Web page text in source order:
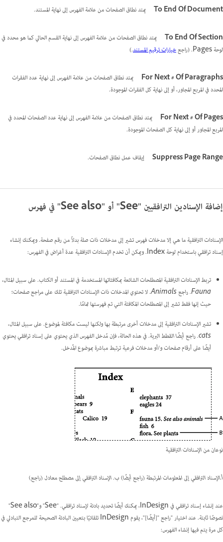
To End Of Document يمتد نطاق الصفحات من علامة الفهرس إلى نهاية المستند.
To End Of Section
يمتد نطاق الصفحات من علامة الفهرس إلى نهاية القسم الحالي كما هو محدد في
لوحة Pages. (راجع
خيارات ترقيم المستند.)
For Next # Of Paragraphs
يمتد نطاق الصفحات من علامة الفهرس إلى نهاية عدد الفقرات
المحدد في المربع المجاور، أو إلى نهاية كل الفقرات الموجودة.
For Next # Of Pages
يمتد نطاق الصفحات من علامة الفهرس إلى نهاية عدد الصفحات المحدد في
المربع المجاور أو إلى نهاية كل الصفحات الموجودة.
Suppress Page Range إيقاف عمل نطاق الصفحات.
إضافة الإسنادين الترافقيين "See" أو "See also" في فهرس
الإسنادات الترافقية ما هي إلا مدخلات فهرس تشير إلى مدخلات ذات صلة بدلاً من رقم صفحة. ويمكنك إنشاء
إسناد ترافقي باستخدام لوحة Index. ويمكن أن تخدم الإسنادات الترافقية عدة أغراض في الفهرس:
تربط الإسنادات الترافقية المصطلحات الشائعة بمكافئاتها المستخدمة في المستند أو الكتاب. على سبيل المثال،
Fauna. راجع Animals
. لا تحتوي المدخلات ذات الإسنادات الترافقية تلك على مراجع صفحات؛
حيث إنها فقط تشير إلى المصطلحات المكافئة التي تم فهرستها تمامًا.
تشير الإسنادات الترافقية إلى مدخلات أخرى مرتبطة بها ولكنها ليست مكافئة لموضوع. على سبيل المثال،
cats. راجع أيضًا القطط البرية
. في هذه الحالة، فإن مُدخل الفهرس الذي يحتوي على إسناد ترافقي يحتوي
أيضًا على أرقام صفحات و/أو مدخلات فرعية ترتبط مباشرة بموضوع المُدخل.
نوعان من الإسنادات الترافقية
أ.الإسناد الترافقي إلى المعلومات المرتبطة (راجع أيضًا) ب. الإسناد الترافقي إلى مصطلح معادل (راجع)
عند إنشاء إسناد ترافقي في InDesign، يمكنك أيضًا تحديد بادئة لإسناد ترافقي. "See" و"See also"
نصوصًا ثابتة. عند اختيار "راجع "[أيضًا]"، يقوم InDesign تلقائيًا بتعيين البادئة الصحيحة للمرجع التبادلي في
كل مرة يتم فيها إنشاء الفهرس: